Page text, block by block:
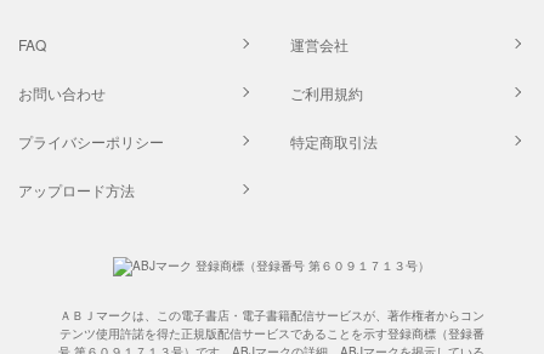
FAQ 運営会社
お問い合わせ ご利用規約
プライバシーポリシー 特定商取引法
アップロード方法
ＡＢＪマークは、この電子書店・電子書籍配信サービスが、著作権者からコン
テンツ使用許諾を得た正規版配信サービスであることを示す登録商標（登録番